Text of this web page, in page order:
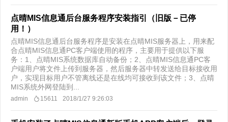
点晴MIS信息通后台服务程序安装指引（旧版－已停
用！）
点晴MIS信息通后台服务程序是安装在点晴MIS服务器上，用来配
合点晴MIS信息通PC客户端使用的程序，主要用于提供以下服
务：1、点晴MIS系统数据库自动备份；2、点晴MIS信息通PC客
户端用户将文件上传到服务器，然后服务器中转发送给目标接收用
户，实现目标用户不管离线还是在线均可接收到该文件；3、点晴
MIS系统外网登陆到...
admin 15611 2018/1/27 9:26:03